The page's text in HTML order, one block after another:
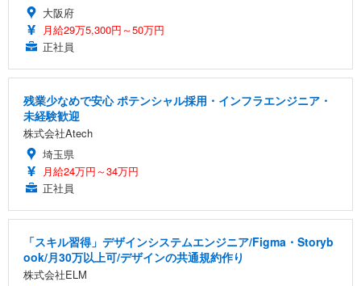
大阪府
月給29万5,300円～50万円
正社員
残業少なめで安心 ポテンシャル採用・インフラエンジニア・
未経験歓迎
株式会社Atech
埼玉県
月給24万円～34万円
正社員
「スキル習得」デザインシステムエンジニア/Figma・Storyb
ook/月30万以上可/デザインの共通規約作り
株式会社ELM